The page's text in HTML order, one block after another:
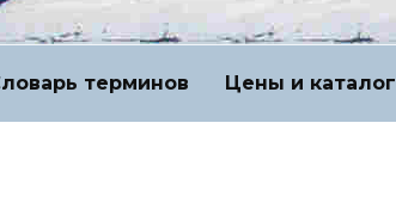
терминов Цены и каталог